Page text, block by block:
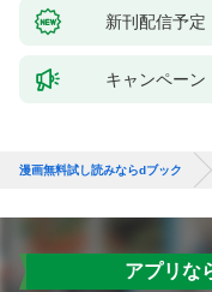
新刊配信予定
キャンペーン
漫画無料試し読みならdブック
アプリな